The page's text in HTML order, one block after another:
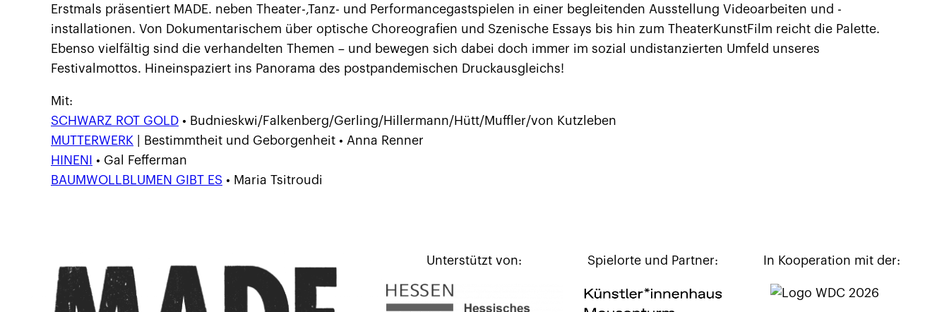
Erstmals präsentiert MADE. neben Theater-,Tanz- und Performancegastspielen in einer begleitenden Ausstellung Videoarbeiten und -
installationen. Von Dokumentarischem über optische Choreografien und Szenische Essays bis hin zum TheaterKunstFilm reicht die Palette.
Ebenso vielfältig sind die verhandelten Themen – und bewegen sich dabei doch immer im sozial undistanzierten Umfeld unseres
Festivalmottos. Hineinspaziert ins Panorama des postpandemischen Druckausgleichs!
Mit:
SCHWARZ ROT GOLD • Budnieskwi/Falkenberg/Gerling/Hillermann/Hütt/Muffler/von Kutzleben
MUTTERWERK | Bestimmtheit und Geborgenheit • Anna Renner
HINENI
• Gal Fefferman
BAUMWOLLBLUMEN GIBT ES • Maria Tsitroudi
Unterstützt von: Spielorte und Partner: In Kooperation mit der: